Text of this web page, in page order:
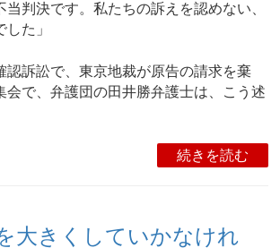
判決です。私たちの訴えを認めない、
た」
訴訟で、東京地裁が原告の請求を棄
会で、弁護団の田井勝弁護士は、こう述
続きを読む
大きくしていかなけれ